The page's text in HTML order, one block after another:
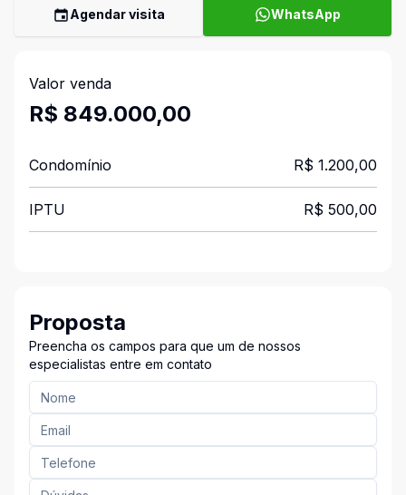
Agendar visita WhatsApp
Valor venda
R$ 849.000,00
Condomínio R$ 1.200,00
IPTU R$ 500,00
Proposta
Preencha os campos para que um de nossos
especialistas entre em contato